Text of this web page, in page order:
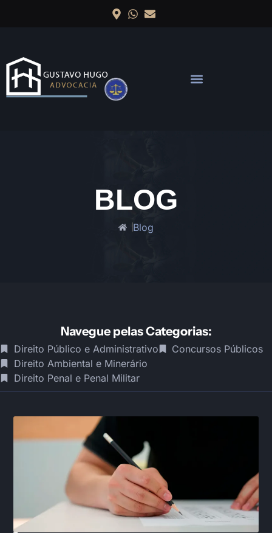
BLOG
Blog
Navegue pelas Categorias:
Direito Público e Administrativo
Concursos Públicos
Direito Ambiental e Minerário
Direito Penal e Penal Militar